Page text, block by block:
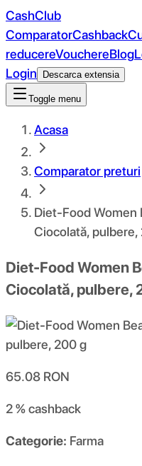
CashClub
ComparatorCashback
reducereVouchereBlog
Login
Descarca extensia
Toggle menu
Acasa
Comparator preturi
Diet-Food Women
Ciocolată, pulbere,
Diet-Food Women
Ciocolată, pulbere,
65.08 RON
2 %cashback
Categorie: Farma